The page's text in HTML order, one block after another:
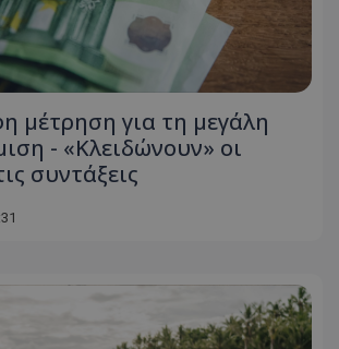
μέτρηση για τη μεγάλη
- «Κλειδώνουν» οι
συντάξεις